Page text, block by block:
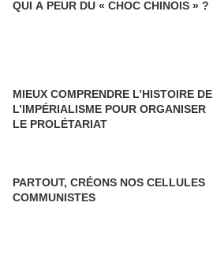
QUI A PEUR DU « CHOC CHINOIS » ?
MIEUX COMPRENDRE L’HISTOIRE DE
L’IMPÉRIALISME POUR ORGANISER
LE PROLÉTARIAT
PARTOUT, CRÉONS NOS CELLULES
COMMUNISTES